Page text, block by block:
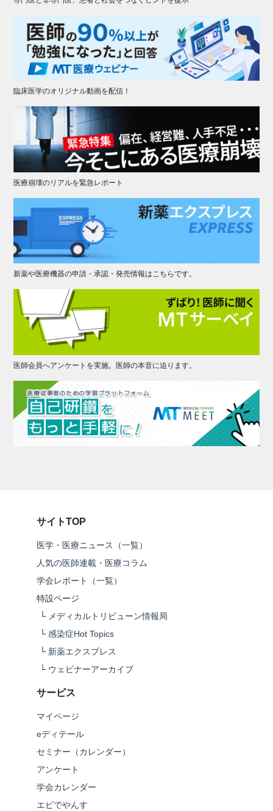
臨床医学のオリジナル動画を配信！
医療崩壊のリアルを緊急レポート
新薬や医療機器の申請・承認・発売情報はこちらです。
医師会員へアンケートを実施。医師の本音に迫ります。
サイトTOP
医学・医療ニュース（一覧）
人気の医師連載・医療コラム
学会レポート（一覧）
特設ページ
└ メディカルトリビューン情報局
└ 感染症Hot Topics
└ 新薬エクスプレス
└ ウェビナーアーカイブ
サービス
マイページ
eディテール
セミナー（カレンダー）
アンケート
学会カレンダー
エビでやんす